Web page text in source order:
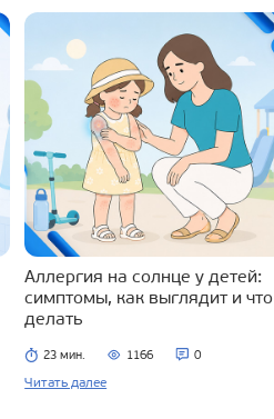
Аллергия на солнце у детей:
симптомы, как выглядит и что
делать
23 мин. 1166 0
Читать далее